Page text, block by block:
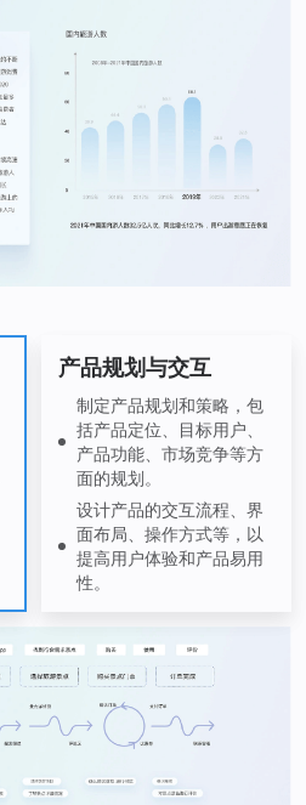
产品规划与交互
制定产品规划和策略，包
括产品定位、目标用户、
产品功能、市场竞争等方
面的规划。
设计产品的交互流程、界
面布局、操作方式等，以
提高用户体验和产品易用
性。